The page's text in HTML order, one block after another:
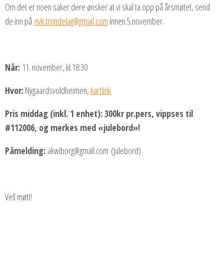
Om det er noen saker dere ønsker at vi skal ta opp på årsmøtet, send
de inn på nvk.trondelag@gmail.com innen 5.november.
Når: 11. november, kl.18:30
Hvor:Nygaardsvoldheimen, kartlink
Pris middag (inkl. 1 enhet): 300kr pr.pers, vippses til
#112006, og merkes med «julebord»!
Påmelding: akwiborg@gmail.com (julebord)
Vell møtt!